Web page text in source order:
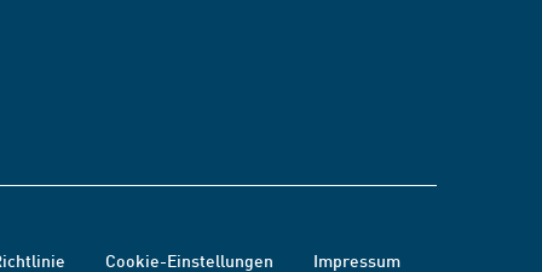
Cookie-Einstellungen Impressum